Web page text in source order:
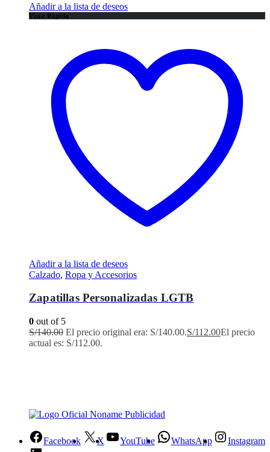
Añadir a la lista de deseos
Vista Rápida
Añadir a la lista de deseos
Calzado, Ropa y Accesorios
Zapatillas Personalizadas LGTB
0 out of 5
S/140.00 El precio original era: S/140.00.S/112.00El precio
actual es: S/112.00.
Facebook X YouTube WhatsApp
Instagram